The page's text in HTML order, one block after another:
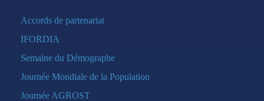
Accords de partenariat
IFORDIA
Semaine du Démographe
Journée Mondiale de la Population
Journée AGROST